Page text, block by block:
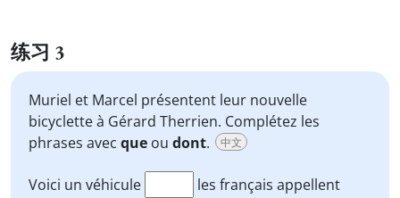
练习 3
Muriel et Marcel présentent leur nouvelle
bicyclette à Gérard Therrien. Complétez les
phrases avec que ou dont. 中文
Voici un véhicule
les français appellent